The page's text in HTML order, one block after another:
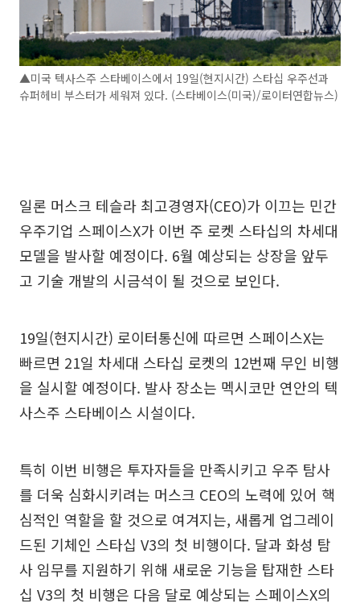
▲미국 텍사스주 스타베이스에서 19일(현지시간) 스타십 우주선과
슈퍼헤비 부스터가 세워져 있다. (스타베이스(미국)/로이터연합뉴스)
일론 머스크 테슬라 최고경영자(CEO)가 이끄는 민간
우주기업 스페이스X가 이번 주 로켓 스타십의 차세대
모델을 발사할 예정이다. 6월 예상되는 상장을 앞두
고 기술 개발의 시금석이 될 것으로 보인다.
19일(현지시간) 로이터통신에 따르면 스페이스X는
빠르면 21일 차세대 스타십 로켓의 12번째 무인 비행
을 실시할 예정이다. 발사 장소는 멕시코만 연안의 텍
사스주 스타베이스 시설이다.
특히 이번 비행은 투자자들을 만족시키고 우주 탐사
를 더욱 심화시키려는 머스크 CEO의 노력에 있어 핵
심적인 역할을 할 것으로 여겨지는, 새롭게 업그레이
드된 기체인 스타십 V3의 첫 비행이다. 달과 화성 탐
사 임무를 지원하기 위해 새로운 기능을 탑재한 스타
십 V3의 첫 비행은 다음 달로 예상되는 스페이스X의